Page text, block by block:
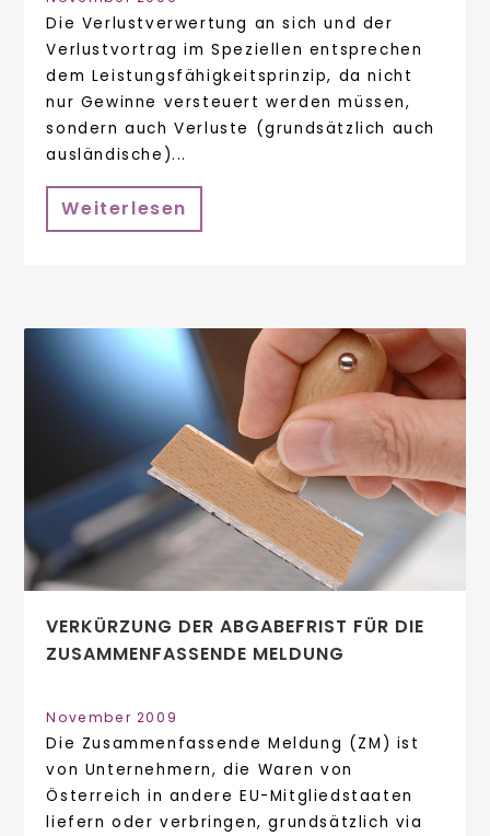
Die Verlustverwertung an sich und der
Verlustvortrag im Speziellen entsprechen
dem Leistungsfähigkeitsprinzip, da nicht
nur Gewinne versteuert werden müssen,
sondern auch Verluste (grundsätzlich auch
ausländische)...
Weiterlesen
VERKÜRZUNG DER ABGABEFRIST FÜR DIE
ZUSAMMENFASSENDE MELDUNG
November 2009
Die Zusammenfassende Meldung (ZM) ist
von Unternehmern, die Waren von
Österreich in andere EU-Mitgliedstaaten
liefern oder verbringen, grundsätzlich via